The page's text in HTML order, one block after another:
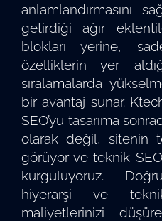
anlamlandırmasını
getirdiği ağır
blokları yerine,
özelliklerin yer
sıralamalarda
bir avantaj sunar.
SEO’yu tasarıma
olarak değil, sitenin
görüyor ve teknik
kurguluyoruz.
hiyerarşi ve
maliyetlerinizi